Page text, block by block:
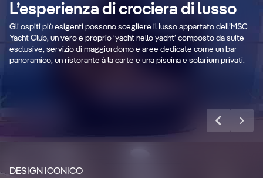
L’esperienza di crociera di lusso
Gli ospiti più esigenti possono scegliere il lusso appartato dell’MSC
Yacht Club, un vero e proprio ‘yacht nello yacht’ composto da suite
esclusive, servizio di maggiordomo e aree dedicate come un bar
panoramico, un ristorante à la carte e una piscina e solarium privati.
Un’area esterna esclusiva e lussuosa, con
una piscina affascinante e un ampio
solarium.
DESIGN ICONICO